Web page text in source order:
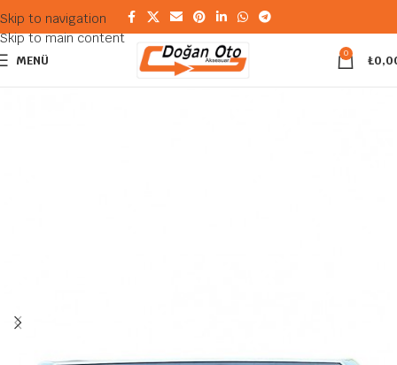
Skip to navigation
Skip to main content
MENÜ 0 ₺